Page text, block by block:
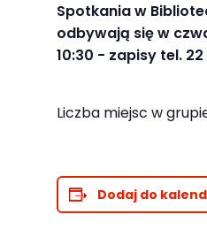
Spotkania w
odbywają się w
10:30 - zapisy tel. 22
Liczba miejsc w
Dodaj do
Jeśli odrzucisz
te pliki cookie,
niektóre funkcje
internetowej.
Marketing
Udostępniając